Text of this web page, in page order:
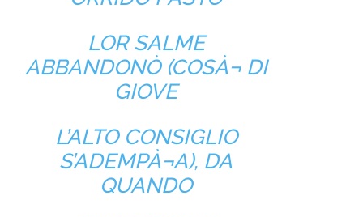
LOR SALME
ABBANDONÒ (COSÀ¬ DI
GIOVE
L’ALTO CONSIGLIO
S’ADEMPÀ¬A), DA
QUANDO